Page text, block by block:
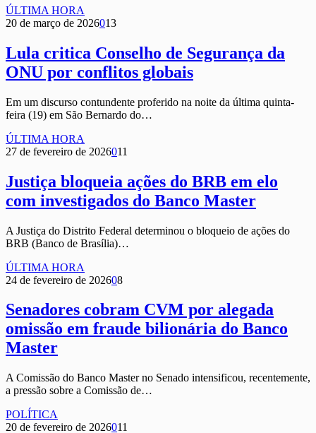
ÚLTIMA HORA
20 de março de 2026013
Lula critica Conselho de Segurança da
ONU por conflitos globais
Em um discurso contundente proferido na noite da última quinta-
feira (19) em São Bernardo do…
ÚLTIMA HORA
27 de fevereiro de 2026011
Justiça bloqueia ações do BRB em elo
com investigados do Banco Master
A Justiça do Distrito Federal determinou o bloqueio de ações do
BRB (Banco de Brasília)…
ÚLTIMA HORA
24 de fevereiro de 202608
Senadores cobram CVM por alegada
omissão em fraude bilionária do Banco
Master
A Comissão do Banco Master no Senado intensificou, recentemente,
a pressão sobre a Comissão de…
POLÍTICA
20 de fevereiro de 2026011